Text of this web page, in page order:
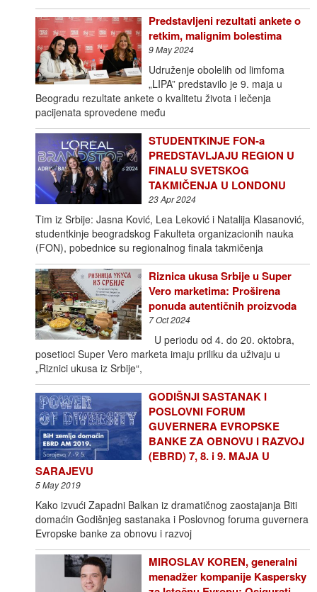
Predstavljeni rezultati ankete o
retkim, malignim bolestima
9 May 2024
Udruženje obolelih od limfoma
„LIPA” predstavilo je 9. maja u
Beogradu rezultate ankete o kvalitetu života i lečenja
pacijenata sprovedene među
STUDENTKINJE FON-a
PREDSTAVLJAJU REGION U
FINALU SVETSKOG
TAKMIČENJA U LONDONU
23 Apr 2024
Tim iz Srbije: Jasna Ković, Lea Leković i Natalija Klasanović,
studentkinje beogradskog Fakulteta organizacionih nauka
(FON), pobednice su regionalnog finala takmičenja
Riznica ukusa Srbije u Super
Vero marketima: Proširena
ponuda autentičnih proizvoda
7 Oct 2024
U periodu od 4. do 20. oktobra,
posetioci Super Vero marketa imaju priliku da uživaju u
„Riznici ukusa iz Srbije“,
GODIŠNJI SASTANAK I
POSLOVNI FORUM
GUVERNERA EVROPSKE
BANKE ZA OBNOVU I RAZVOJ
(EBRD) 7, 8. i 9. MAJA U
SARAJEVU
5 May 2019
Kako izvući Zapadni Balkan iz dramatičnog zaostajanja Biti
domaćin Godišnjeg sastanaka i Poslovnog foruma guvernera
Evropske banke za obnovu i razvoj
MIROSLAV KOREN, generalni
menadžer kompanije Kaspersky